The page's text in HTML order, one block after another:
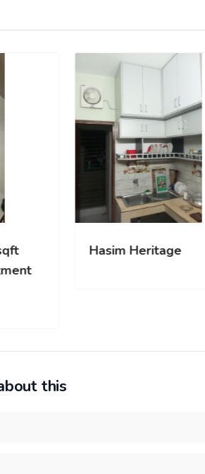
Brand New 3352.sqft
this